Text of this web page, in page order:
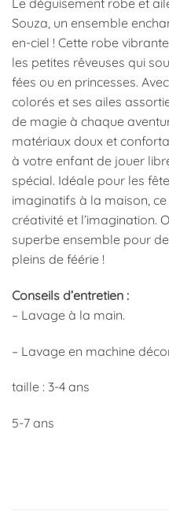
Souza, un ensemble
en-ciel ! Cette robe
les petites rêveuses qui
fées ou en princesses.
colorés et ses ailes
de magie à chaque
matériaux doux et
à votre enfant de jouer
spécial. Idéale pour les
imaginatifs à la maison,
créativité et l’imagination.
superbe ensemble pour
pleins de féérie !
Conseils d’entretien :
– Lavage à la main.
– Lavage en machine
taille : 3-4 ans
5-7 ans